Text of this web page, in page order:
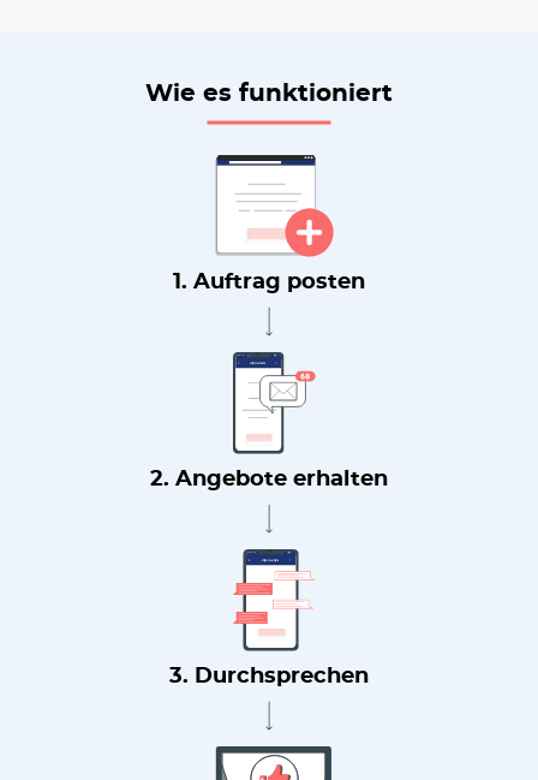
Wie es funktioniert
1. Auftrag posten
2. Angebote erhalten
3. Durchsprechen